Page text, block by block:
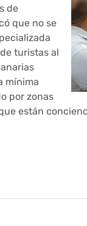
de
que no se
turistas al
mínima
por zonas
están